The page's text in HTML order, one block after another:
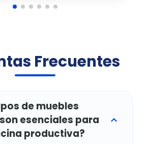
Frecuentes
de muebles
esenciales para
productiva?